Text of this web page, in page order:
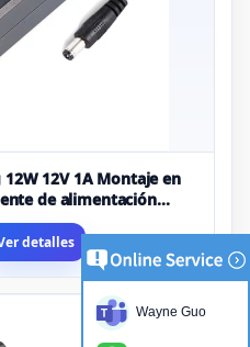
12W 12V 1A Montaje en
de alimentación
detalles
Wayne Guo